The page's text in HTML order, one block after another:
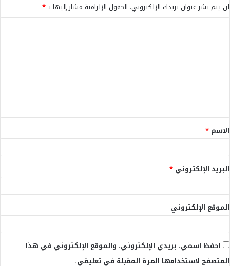
لن يتم نشر عنوان بريدك الإلكتروني. الحقول الإلزامية مشار إليها بـ*
ق
*
الاسم *
البريد الإلكتروني *
الموقع الإلكتروني
احفظ اسمي، بريدي الإلكتروني، والموقع الإلكتروني في هذا
المتصفح لاستخدامها المرة المقبلة في تعليقي.